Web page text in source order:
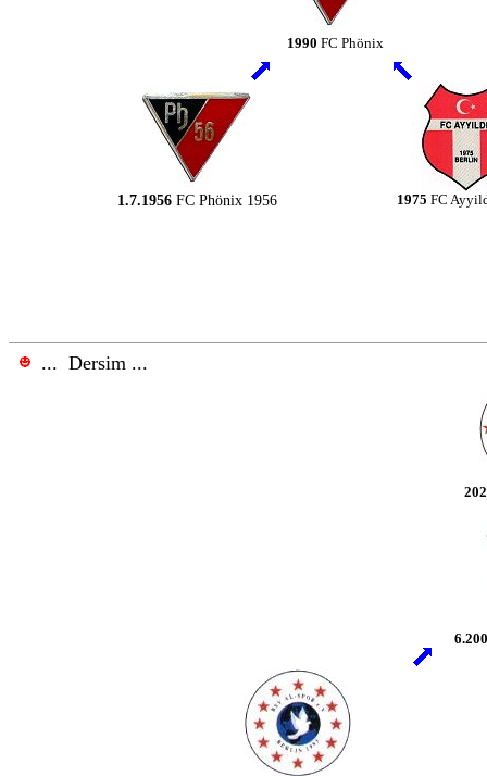
1990 FC Phönix
1.7.1956FC Phönix 1956 1975 FC
... Dersim ...